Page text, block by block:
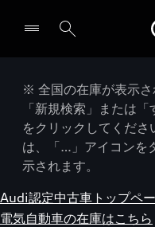
※ 全国の在庫が表示
「新規検索」または
をクリックしてくだ
は、「…」アイコンを
示されます。
Audi認定中古車トップペ
電気自動車の在庫はこちら